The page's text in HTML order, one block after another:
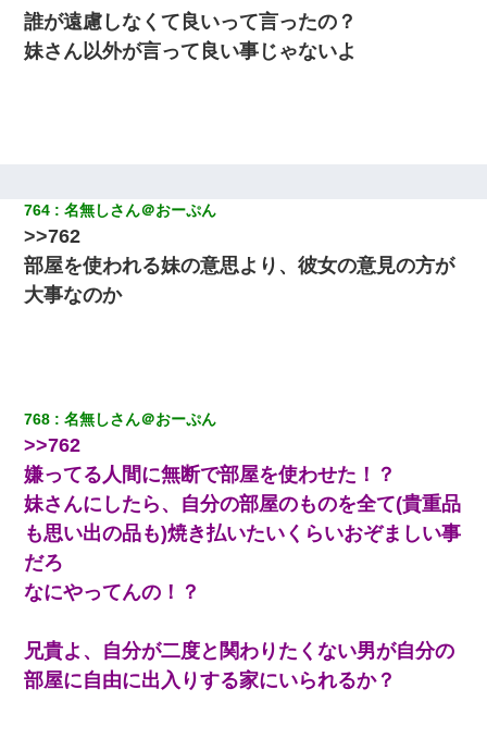
誰が遠慮しなくて良いって言ったの？
妹さん以外が言って良い事じゃないよ
764 名無しさん＠おーぷん
>>762
部屋を使われる妹の意思より、彼女の意見の方が
大事なのか
768 名無しさん＠おーぷん
>>762
嫌ってる人間に無断で部屋を使わせた！？
妹さんにしたら、自分の部屋のものを全て(貴重品
も思い出の品も)焼き払いたいくらいおぞましい事
だろ
なにやってんの！？
兄貴よ、自分が二度と関わりたくない男が自分の
部屋に自由に出入りする家にいられるか？